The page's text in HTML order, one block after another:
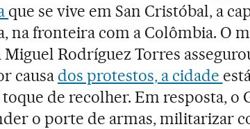
que se vive em San Cristóbal, a
na fronteira com a Colômbia. O
Miguel Rodríguez Torres
causa dos protestos, a cidade
de recolher. Em resposta, o
o porte de armas, militarizar